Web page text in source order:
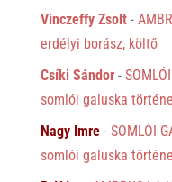
Vinczeffy Zsolt-
erdélyi borász, költő
Csíki Sándor-
somlói galuska
Nagy Imre- SOMLÓI
somlói galuska